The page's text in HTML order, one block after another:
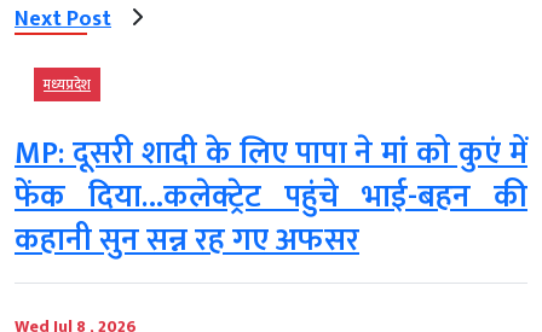
Next Post
मध्‍यप्रदेश
MP: दूसरी शादी के लिए पापा ने मां को कुएं में
फेंक दिया…कलेक्ट्रेट पहुंचे भाई-बहन की
कहानी सुन सन्न रह गए अफसर
Wed Jul 8 , 2026